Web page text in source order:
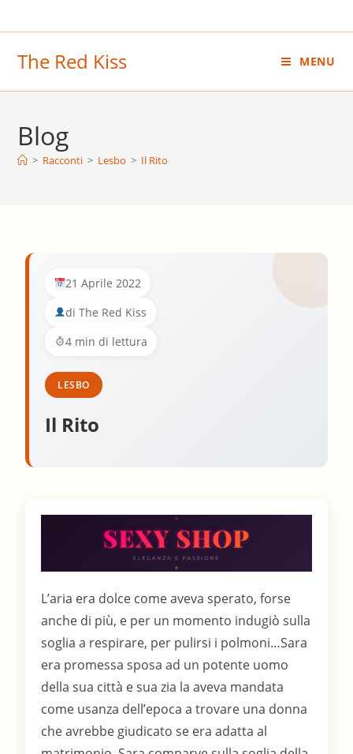
al
The Red Kiss MENU
Blog
> Racconti > Lesbo > Il Rito
21 Aprile 2022
di The Red Kiss
4 min di lettura
LESBO
Il Rito
L’aria era dolce come aveva sperato, forse
anche di più, e per un momento indugiò sulla
soglia a respirare, per pulirsi i polmoni…Sara
era promessa sposa ad un potente uomo
della sua città e sua zia la aveva mandata
come usanza dell’epoca a trovare una donna
che avrebbe giudicato se era adatta al